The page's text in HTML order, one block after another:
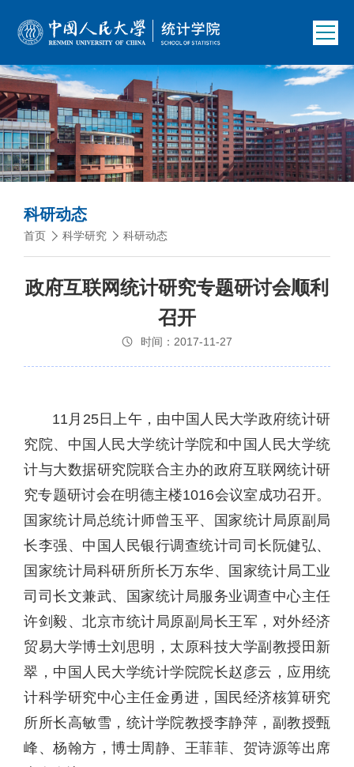
科研动态
首页 科学研究 科研动态
政府互联网统计研究专题研讨会顺利
召开
时间：2017-11-27
11月25日上午，由中国人民大学政府统计研
究院、中国人民大学统计学院和中国人民大学统
计与大数据研究院联合主办的政府互联网统计研
究专题研讨会在明德主楼1016会议室成功召开。
国家统计局总统计师曾玉平、国家统计局原副局
长李强、中国人民银行调查统计司司长阮健弘、
国家统计局科研所所长万东华、国家统计局工业
司司长文兼武、国家统计局服务业调查中心主任
许剑毅、北京市统计局原副局长王军，对外经济
贸易大学博士刘思明，太原科技大学副教授田新
翠，中国人民大学统计学院院长赵彦云，应用统
计科学研究中心主任金勇进，国民经济核算研究
所所长高敏雪，统计学院教授李静萍，副教授甄
峰、杨翰方，博士周静、王菲菲、贺诗源等出席